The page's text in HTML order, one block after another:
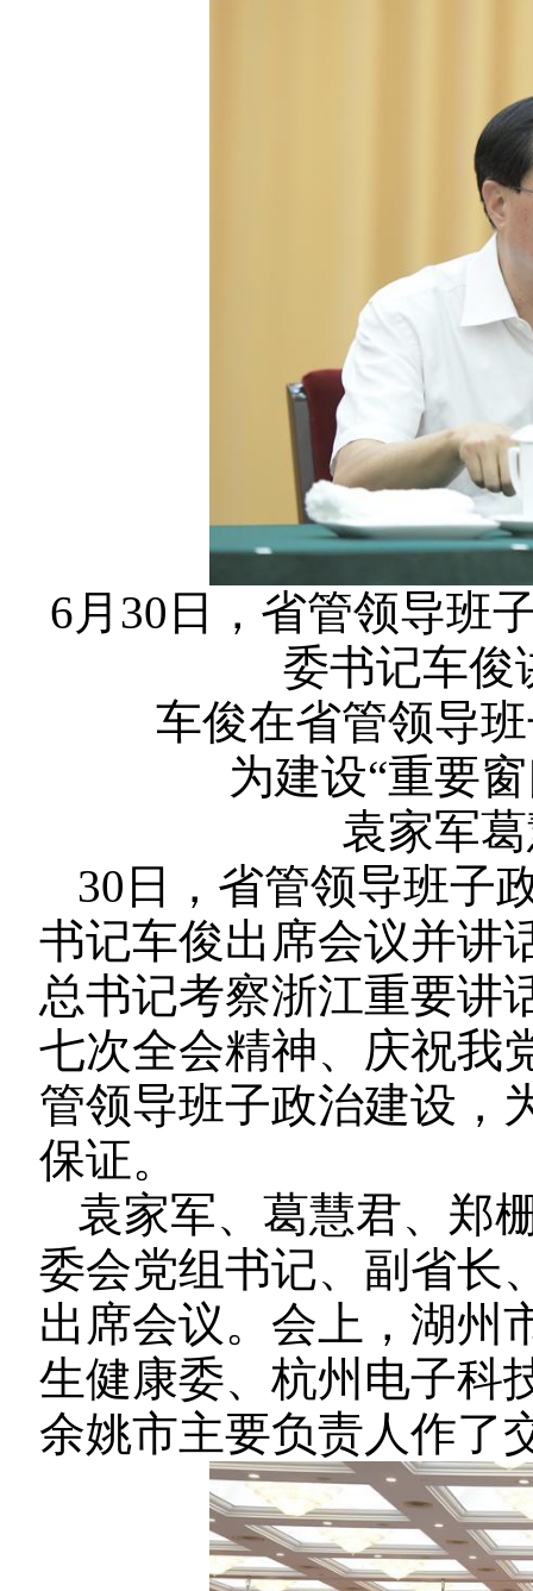
6月30日，省管领导班
委书记车俊
车俊在省管领导
为建设“重要
袁家军
30日，省管领导班子
书记车俊出席会议并讲
总书记考察浙江重要讲
七次全会精神、庆祝我
管领导班子政治建设，
保证。
袁家军、葛慧君、郑
委会党组书记、副省长
出席会议。会上，湖州
生健康委、杭州电子科
余姚市主要负责人作了